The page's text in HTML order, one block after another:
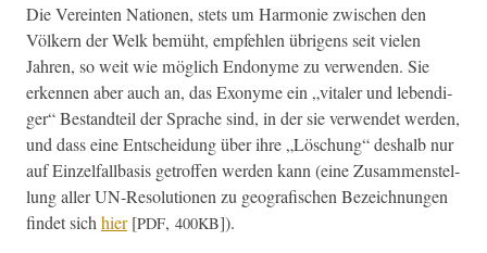
Die Vere­in­ten Natio­nen, stets um Har­monie zwis­chen den
Völk­ern der Welk bemüht, empfehlen übri­gens seit vie­len
Jahren, so weit wie möglich Endonyme zu ver­wen­den. Sie
erken­nen aber auch an, das Exonyme ein „vitaler und lebendi­
ger“ Bestandteil der Sprache sind, in der sie ver­wen­det wer­den,
und dass eine Entschei­dung über ihre „Löschung“ deshalb nur
auf Einzelfall­ba­sis getrof­fen wer­den kann (eine Zusam­men­stel­
lung aller UN-Res­o­lu­tio­nen zu geografis­chen Beze­ich­nun­gen
find­et sichhier[PDF, 400KB]).